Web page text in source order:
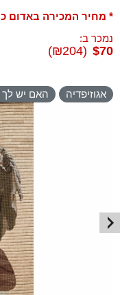
* מחיר המכירה באדום
נמכר ב:
$70
(₪204)
אגוזיפדיה האם יש לך